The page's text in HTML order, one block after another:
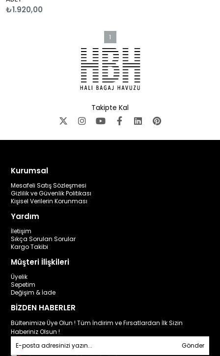
₺1.920,00
1
Takipte Kal
Kurumsal
Mesafeli Satış Sözleşmesi
Gizlilik ve Güvenlik Politikası
Kişisel Verilerin Korunması
Yardım
İletişim
Sıkça Sorulan Sorular
Kargo Takibi
Müşteri İlişkileri
Üyelik
Sepetim
Değişim & İade
BİZDEN HABERLER
Bültenimize Üye Olun ! Tüm İndirim ve Fırsatlardan İlk Sizin
Haberiniz Olsun !
Gönder